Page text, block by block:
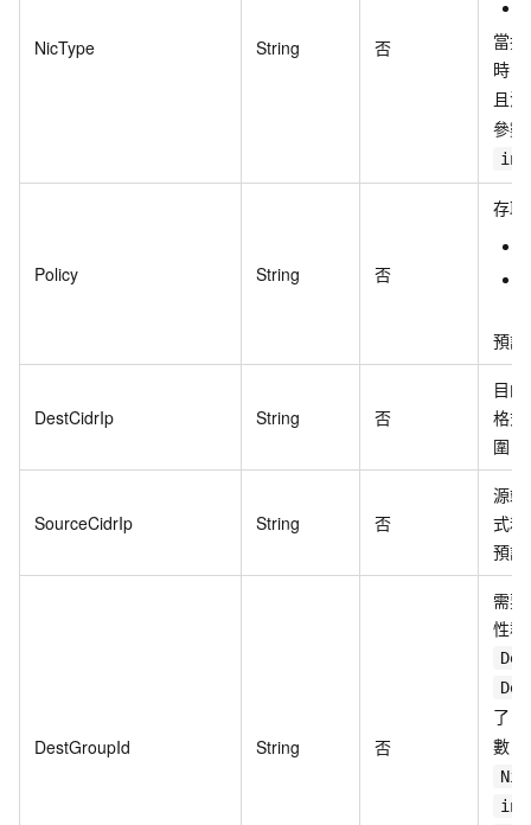
NicType String 否
當
時
且
參數
Policy String 否
存取
預設
DestCidrIp String 否
目
格式
圍
SourceCidrIp String 否
源端
式和
預
DestGroupId String 否
需
性群
了
數